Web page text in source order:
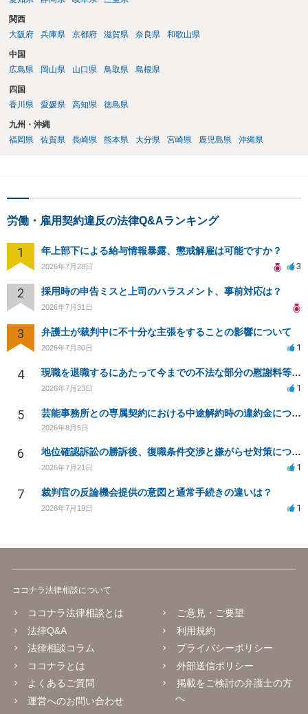
関西
大阪府
兵庫県 京都府 滋賀県 奈良県 和歌山県
中国
広島県
岡山県 山口県 鳥取県 島根県
四国
香川県
愛媛県 高知県 徳島県
九州・沖縄
福岡県
佐賀県 長崎県 熊本県 大分県 宮崎県 鹿児島県 沖縄県
労働・雇用契約違反の法律Q&Aランキング
1 年上部下による給与情報暴露、懲戒解雇は可能ですか？
2026年7月28日 3
2 採用時の申告ミスと上司のハラスメント、事前対応は？
2026年7月31日
3 弁護士が裁判中に不十分な主張をすることの影響について
2026年7月30日 1
4 現職を退職するにあたって今までの不法な部分の慰謝料等は請求できるのか。
2026年7月23日 1
5 芸能事務所との専属契約における中途解約時の違約金について相談したいです
2026年8月5日
6 地位確認訴訟の勝訴後、復職条件交渉と嫌がらせ対策について
2026年7月21日 1
7 裁判官の反論機会提供の意図と通常手続きの違いは？
2026年7月19日 1
ココナラ法律相談について
ココナラ法律相談とは
法律Q&A
法律相談コラム
ココナラとは
よくあるご質問
運営へのお問い合わせ
ご意見・ご要望
利用規約
プライバシーポリシー
外部送信ポリシー
掲載をご検討の弁護士の方
へ